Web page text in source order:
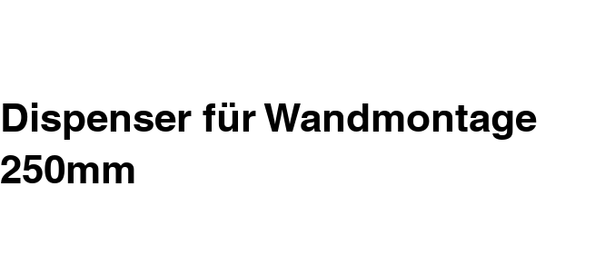
Dispenser für Wandmontage
250mm